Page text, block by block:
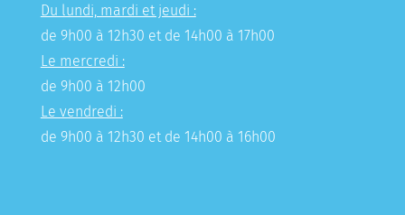
Du lundi, mardi et jeudi :
de 9h00 à 12h30 et de 14h00 à 17h00
Le mercredi :
de 9h00 à 12h00
Le vendredi :
de 9h00 à 12h30 et de 14h00 à 16h00